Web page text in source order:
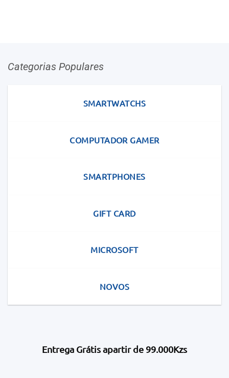
Categorias Populares
SMARTWATCHS
COMPUTADOR GAMER
SMARTPHONES
GIFT CARD
MICROSOFT
NOVOS
Entrega Grátis apartir de 99.000Kzs